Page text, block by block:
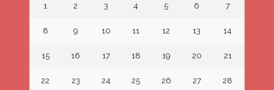
1 2 3 4 5 6 7
8 9 10 11 12 13 14
15 16 17 18 19 20 21
22 23 24 25 26 27 28